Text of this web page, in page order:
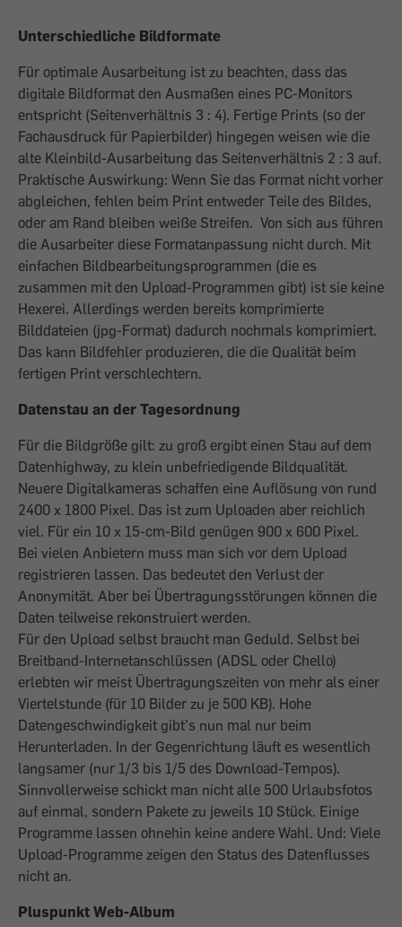
Unterschiedliche Bildformate
Für optimale Ausarbeitung ist zu beachten, dass das
digitale Bildformat den Ausmaßen eines PC-Monitors
entspricht (Seitenverhältnis 3 : 4). Fertige Prints (so der
Fachausdruck für Papierbilder) hingegen weisen wie die
alte Kleinbild-Ausarbeitung das Seitenverhältnis 2 : 3 auf.
Praktische Auswirkung: Wenn Sie das Format nicht vorher
abgleichen, fehlen beim Print entweder Teile des Bildes,
oder am Rand bleiben weiße Streifen. Von sich aus führen
die Ausarbeiter diese Formatanpassung nicht durch. Mit
einfachen Bildbearbeitungsprogrammen (die es
zusammen mit den Upload-Programmen gibt) ist sie keine
Hexerei. Allerdings werden bereits komprimierte
Bilddateien (jpg-Format) dadurch nochmals komprimiert.
Das kann Bildfehler produzieren, die die Qualität beim
fertigen Print verschlechtern.
Datenstau an der Tagesordnung
Für die Bildgröße gilt: zu groß ergibt einen Stau auf dem
Datenhighway, zu klein unbefriedigende Bildqualität.
Neuere Digitalkameras schaffen eine Auflösung von rund
2400 x 1800 Pixel. Das ist zum Uploaden aber reichlich
viel. Für ein 10 x 15-cm-Bild genügen 900 x 600 Pixel.
Bei vielen Anbietern muss man sich vor dem Upload
registrieren lassen. Das bedeutet den Verlust der
Anonymität. Aber bei Übertragungsstörungen können die
Daten teilweise rekonstruiert werden.
Für den Upload selbst braucht man Geduld. Selbst bei
Breitband-Internetanschlüssen (ADSL oder Chello)
erlebten wir meist Übertragungszeiten von mehr als einer
Viertelstunde (für 10 Bilder zu je 500 KB). Hohe
Datengeschwindigkeit gibt’s nun mal nur beim
Herunterladen. In der Gegenrichtung läuft es wesentlich
langsamer (nur 1/3 bis 1/5 des Download-Tempos).
Sinnvollerweise schickt man nicht alle 500 Urlaubsfotos
auf einmal, sondern Pakete zu jeweils 10 Stück. Einige
Programme lassen ohnehin keine andere Wahl. Und: Viele
Upload-Programme zeigen den Status des Datenflusses
nicht an.
Pluspunkt Web-Album